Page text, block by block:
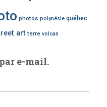
photos polynésie québec
art terre volcan
e-mail.